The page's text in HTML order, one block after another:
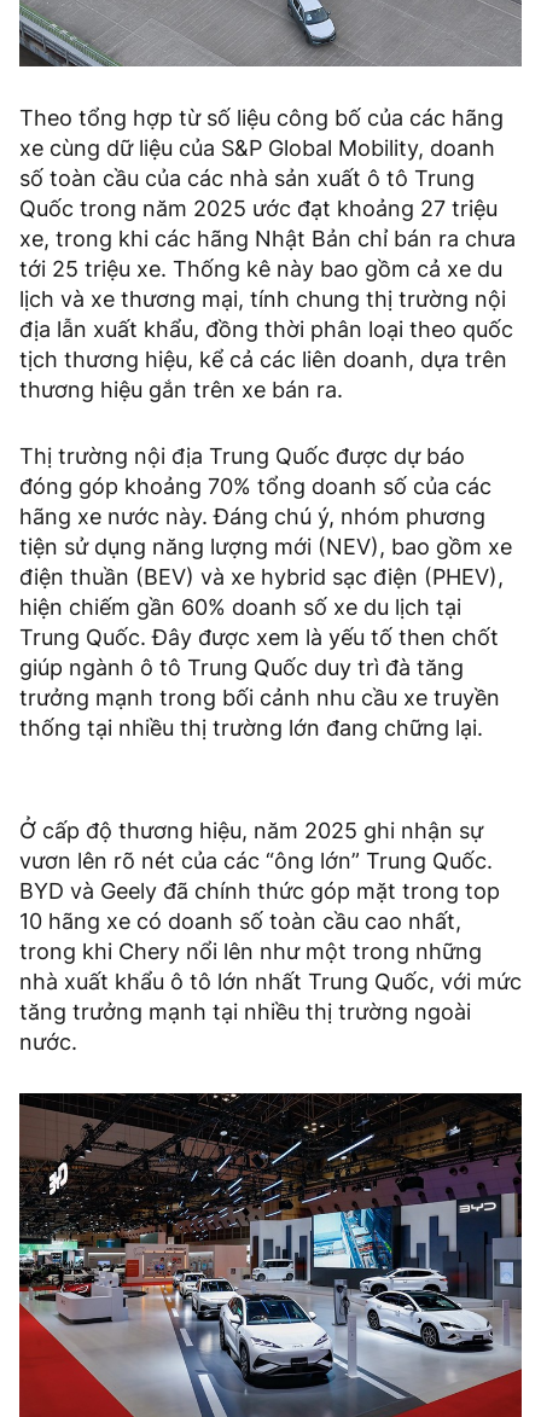
Theo tổng hợp từ số liệu công bố của các hãng
xe cùng dữ liệu của S&P Global Mobility, doanh
số toàn cầu của các nhà sản xuất ô tô Trung
Quốc trong năm 2025 ước đạt khoảng 27 triệu
xe, trong khi các hãng Nhật Bản chỉ bán ra chưa
tới 25 triệu xe. Thống kê này bao gồm cả xe du
lịch và xe thương mại, tính chung thị trường nội
địa lẫn xuất khẩu, đồng thời phân loại theo quốc
tịch thương hiệu, kể cả các liên doanh, dựa trên
thương hiệu gắn trên xe bán ra.
Thị trường nội địa Trung Quốc được dự báo
đóng góp khoảng 70% tổng doanh số của các
hãng xe nước này. Đáng chú ý, nhóm phương
tiện sử dụng năng lượng mới (NEV), bao gồm xe
điện thuần (BEV) và xe hybrid sạc điện (PHEV),
hiện chiếm gần 60% doanh số xe du lịch tại
Trung Quốc. Đây được xem là yếu tố then chốt
giúp ngành ô tô Trung Quốc duy trì đà tăng
trưởng mạnh trong bối cảnh nhu cầu xe truyền
thống tại nhiều thị trường lớn đang chững lại.
Ở cấp độ thương hiệu, năm 2025 ghi nhận sự
vươn lên rõ nét của các “ông lớn” Trung Quốc.
BYD và Geely đã chính thức góp mặt trong top
10 hãng xe có doanh số toàn cầu cao nhất,
trong khi Chery nổi lên như một trong những
nhà xuất khẩu ô tô lớn nhất Trung Quốc, với mức
tăng trưởng mạnh tại nhiều thị trường ngoài
nước.